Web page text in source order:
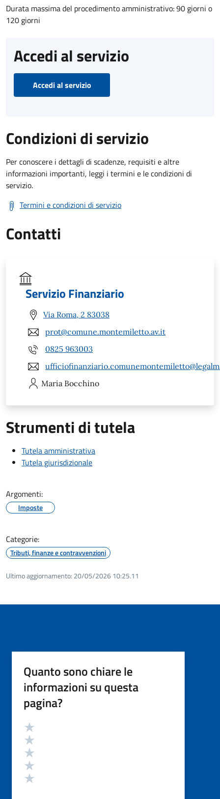
Durata massima del procedimento amministrativo: 90 giorni o
120 giorni
Accedi al servizio
Accedi al servizio
Condizioni di servizio
Per conoscere i dettagli di scadenze, requisiti e altre
informazioni importanti, leggi i termini e le condizioni di
servizio.
Termini e condizioni di servizio
Contatti
Servizio Finanziario
Via Roma, 2 83038
prot@comune.montemiletto.av.it
0825 963003
Maria Bocchino
Strumenti di tutela
Tutela amministrativa
Tutela giurisdizionale
Argomenti:
Imposte
Categorie:
Tributi, finanze e contravvenzioni
Ultimo aggiornamento: 20/05/2026 10:25.11
Quanto sono chiare le
informazioni su questa
pagina?
Valutazione